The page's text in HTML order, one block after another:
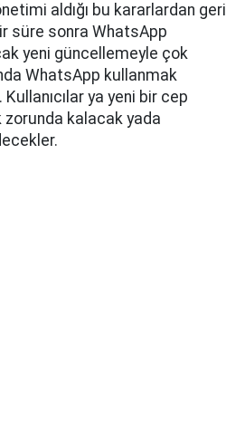
aldığı bu kararlardan geri
süre sonra WhatsApp
yeni güncellemeyle çok
WhatsApp kullanmak
ya yeni bir cep
kalacak yada